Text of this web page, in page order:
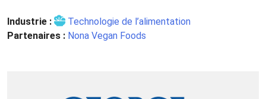
Industrie :
Technologie de l’alimentation
Partenaires : Nona Vegan Foods